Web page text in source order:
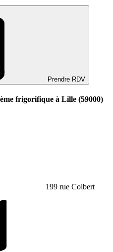
Prendre RDV
frigorifique à Lille (59000)
199 rue Colbert